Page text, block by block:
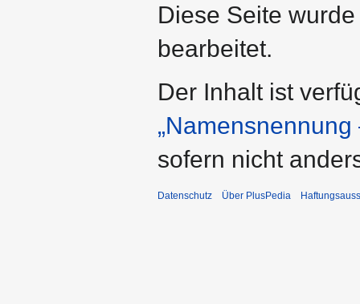
Diese Seite
bearbeitet.
Der Inhalt ist
sofern nicht
Datenschutz Über PlusPedia